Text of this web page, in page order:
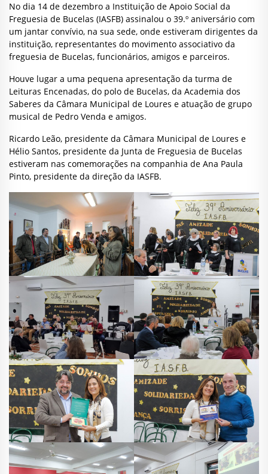
No dia 14 de dezembro a Instituição de Apoio Social da
Freguesia de Bucelas (IASFB) assinalou o 39.º aniversário com
um jantar convívio, na sua sede, onde estiveram dirigentes da
instituição, representantes do movimento associativo da
freguesia de Bucelas, funcionários, amigos e parceiros.
Houve lugar a uma pequena apresentação da turma de
Leituras Encenadas, do polo de Bucelas, da Academia dos
Saberes da Câmara Municipal de Loures e atuação de grupo
musical de Pedro Venda e amigos.
Ricardo Leão, presidente da Câmara Municipal de Loures e
Hélio Santos, presidente da Junta de Freguesia de Bucelas
estiveram nas comemorações na companhia de Ana Paula
Pinto, presidente da direção da IASFB.